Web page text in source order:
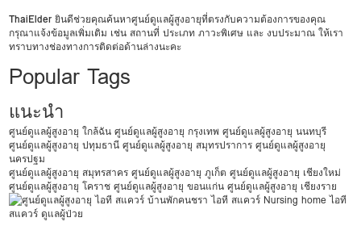
ThaiElder ยินดีช่วยคุณค้นหาศูนย์ดูแลผู้สูงอายุที่ตรงกับความต้องการของคุณ
กรุณาแจ้งข้อมูลเพิ่มเติม เช่น สถานที่ ประเภท ภาวะพิเศษ และ งบประมาณ ให้เรา
ทราบทางช่องทางการติดต่อด้านล่างนะคะ
Popular Tags
แนะนำ
ศูนย์ดูแลผู้สูงอายุ ใกล้ฉัน ศูนย์ดูแลผู้สูงอายุ กรุงเทพ ศูนย์ดูแลผู้สูงอายุ นนทบุรี
ศูนย์ดูแลผู้สูงอายุ ปทุมธานี ศูนย์ดูแลผู้สูงอายุ สมุทรปราการ ศูนย์ดูแลผู้สูงอายุ
นครปฐม
ศูนย์ดูแลผู้สูงอายุ สมุทรสาคร ศูนย์ดูแลผู้สูงอายุ ภูเก็ต ศูนย์ดูแลผู้สูงอายุ เชียงใหม่
ศูนย์ดูแลผู้สูงอายุ โคราช ศูนย์ดูแลผู้สูงอายุ ขอนแก่น ศูนย์ดูแลผู้สูงอายุ เชียงราย